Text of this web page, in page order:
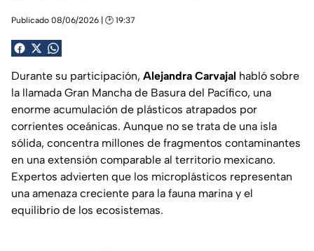
Publicado 08/06/2026 | 🕑 19:37
Durante su participación, Alejandra Carvajal habló sobre
la llamada Gran Mancha de Basura del Pacífico, una
enorme acumulación de plásticos atrapados por
corrientes oceánicas. Aunque no se trata de una isla
sólida, concentra millones de fragmentos contaminantes
en una extensión comparable al territorio mexicano.
Expertos advierten que los microplásticos representan
una amenaza creciente para la fauna marina y el
equilibrio de los ecosistemas.